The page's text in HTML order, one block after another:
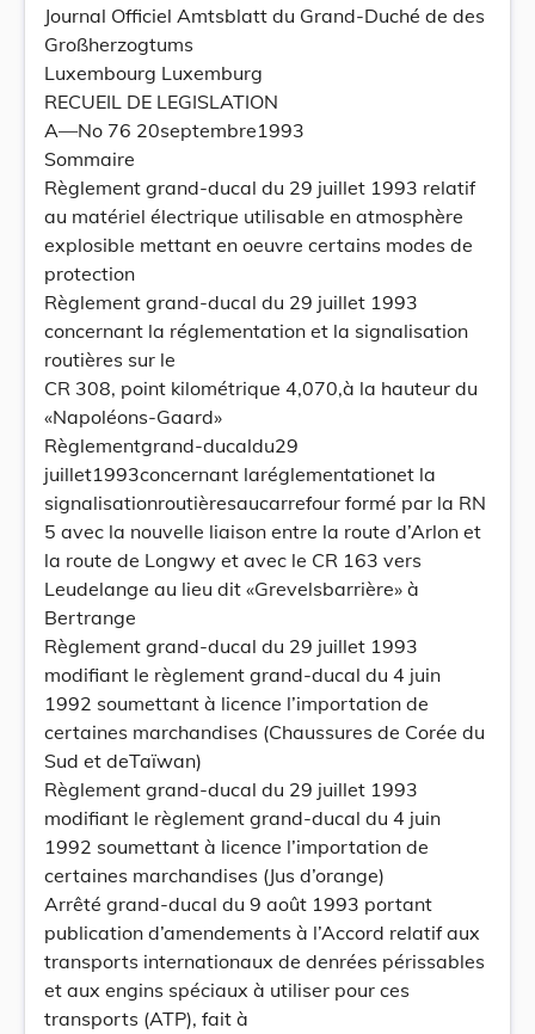
Journal Officiel Amtsblatt du Grand-Duché de des
Großherzogtums
Luxembourg Luxemburg
RECUEIL DE LEGISLATION
A—No 76 20septembre1993
Sommaire
Règlement grand-ducal du 29 juillet 1993 relatif
au matériel électrique utilisable en atmosphère
explosible mettant en oeuvre certains modes de
protection
Règlement grand-ducal du 29 juillet 1993
concernant la réglementation et la signalisation
routières sur le
CR 308, point kilométrique 4,070,à la hauteur du
«Napoléons-Gaard»
Règlementgrand-ducaldu29
juillet1993concernant laréglementationet la
signalisationroutièresaucarrefour formé par la RN
5 avec la nouvelle liaison entre la route d’Arlon et
la route de Longwy et avec le CR 163 vers
Leudelange au lieu dit «Grevelsbarrière» à
Bertrange
Règlement grand-ducal du 29 juillet 1993
modifiant le règlement grand-ducal du 4 juin
1992 soumettant à licence l’importation de
certaines marchandises (Chaussures de Corée du
Sud et deTaïwan)
Règlement grand-ducal du 29 juillet 1993
modifiant le règlement grand-ducal du 4 juin
1992 soumettant à licence l’importation de
certaines marchandises (Jus d’orange)
Arrêté grand-ducal du 9 août 1993 portant
publication d’amendements à l’Accord relatif aux
transports internationaux de denrées périssables
et aux engins spéciaux à utiliser pour ces
transports (ATP), fait à